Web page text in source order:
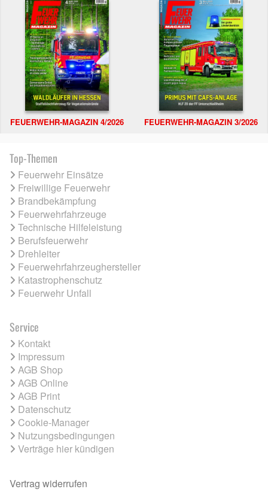
FEUERWEHR-MAGAZIN 4/2026 FEUERWEHR-MAGAZIN 3/2026
Top-Themen
Feuerwehr Einsätze
Freiwillige Feuerwehr
Brandbekämpfung
Feuerwehrfahrzeuge
Technische Hilfeleistung
Berufsfeuerwehr
Drehleiter
Feuerwehrfahrzeughersteller
Katastrophenschutz
Feuerwehr Unfall
Service
Kontakt
Impressum
AGB Shop
AGB Online
AGB Print
Datenschutz
Cookie-Manager
Nutzungsbedingungen
Verträge hier kündigen
Vertrag widerrufen